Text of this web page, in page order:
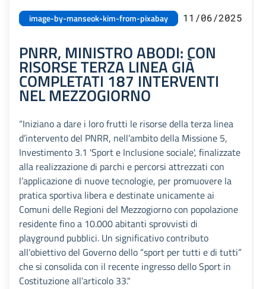
image-by-manseok-kim-from-pixabay 11/06/2025
PNRR, MINISTRO ABODI: CON
RISORSE TERZA LINEA GIÀ
COMPLETATI 187 INTERVENTI
NEL MEZZOGIORNO
“Iniziano a dare i loro frutti le risorse della terza linea
d’intervento del PNRR, nell’ambito della Missione 5,
Investimento 3.1 'Sport e Inclusione sociale', finalizzate
alla realizzazione di parchi e percorsi attrezzati con
l’applicazione di nuove tecnologie, per promuovere la
pratica sportiva libera e destinate unicamente ai
Comuni delle Regioni del Mezzogiorno con popolazione
residente fino a 10.000 abitanti sprovvisti di
playground pubblici. Un significativo contributo
all’obiettivo del Governo dello “sport per tutti e di tutti”
che si consolida con il recente ingresso dello Sport in
Costituzione all’articolo 33."